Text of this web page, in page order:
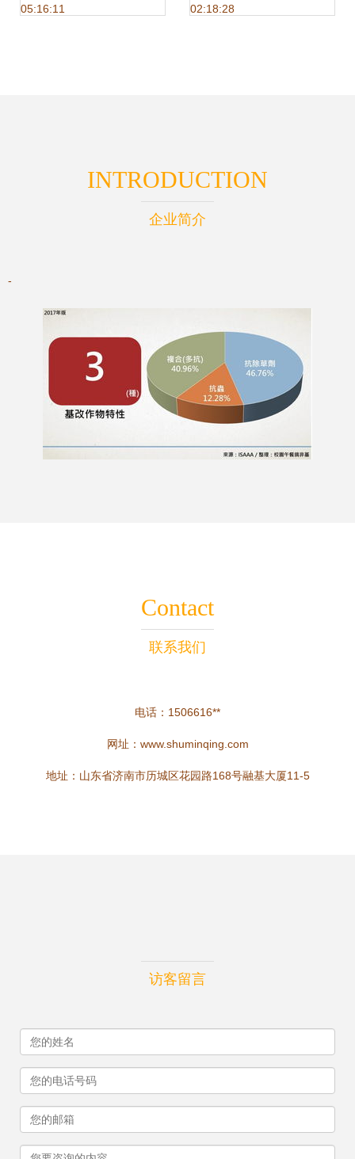
05:16:11
02:18:28
INTRODUCTION
企业简介
-
Contact
联系我们
电话：1506616**
网址： www.shuminqing.com
地址：山东省济南市历城区花园路168号融基大厦11-5
访客留言